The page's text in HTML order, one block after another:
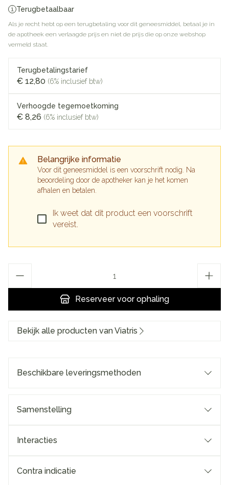
Terugbetaalbaar
Als je recht hebt op een terugbetaling voor dit geneesmiddel, betaal je in
de apotheek een verlaagde prijs en niet de prijs die op onze webshop
vermeld staat.
Terugbetalingstarief
€ 12,80 (6% inclusief btw)
Verhoogde tegemoetkoming
€ 8,26 (6% inclusief btw)
Belangrijke informatie
Voor dit geneesmiddel is een voorschrift nodig. Na
beoordeling door de apotheker kan je het komen
afhalen en betalen.
Ik weet dat dit product een voorschrift
vereist.
Reserveervoor ophaling
Bekijk alle producten van Viatris
Beschikbare leveringsmethoden
Samenstelling
Interacties
Contra indicatie